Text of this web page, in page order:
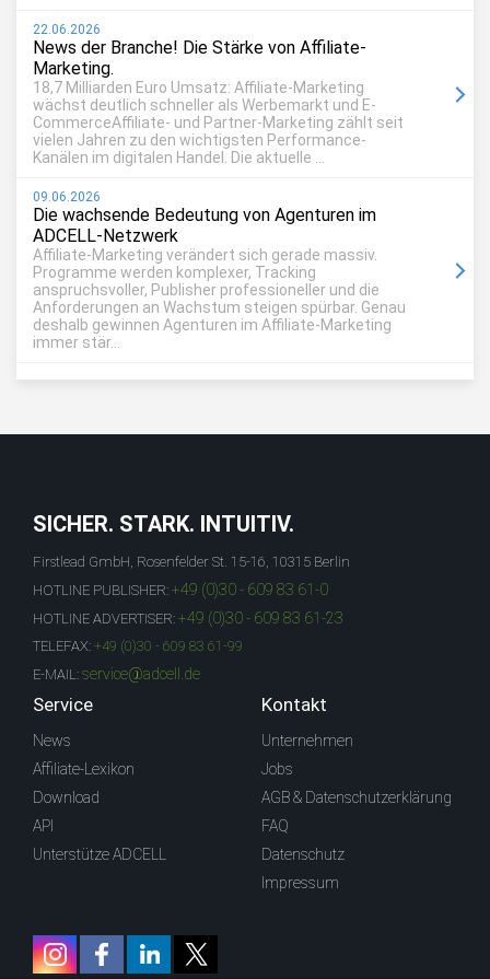
22.06.2026
News der Branche! Die Stärke von Affiliate-
Marketing.
18,7 Milliarden Euro Umsatz: Affiliate-Marketing
wächst deutlich schneller als Werbemarkt und E-
CommerceAffiliate- und Partner-Marketing zählt seit
vielen Jahren zu den wichtigsten Performance-
Kanälen im digitalen Handel. Die aktuelle ...
09.06.2026
Die wachsende Bedeutung von Agenturen im
ADCELL-Netzwerk
Affiliate-Marketing verändert sich gerade massiv.
Programme werden komplexer, Tracking
anspruchsvoller, Publisher professioneller und die
Anforderungen an Wachstum steigen spürbar. Genau
deshalb gewinnen Agenturen im Affiliate-Marketing
immer stär...
SICHER. STARK. INTUITIV.
Firstlead GmbH, Rosenfelder St. 15-16, 10315 Berlin
HOTLINE PUBLISHER: +49 (0)30 - 609 83 61-0
HOTLINE ADVERTISER: +49 (0)30 - 609 83 61-23
TELEFAX: +49 (0)30 - 609 83 61-99
E-MAIL: service@adcell.de
Service
News
Affiliate-Lexikon
Download
API
Unterstütze ADCELL
Kontakt
Unternehmen
Jobs
AGB & Datenschutzerklärung
FAQ
Datenschutz
Impressum